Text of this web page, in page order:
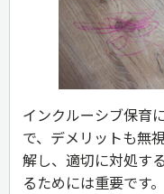
インクルーシブ保育
で、デメリットも無
解し、適切に対処す
るためには重要です。